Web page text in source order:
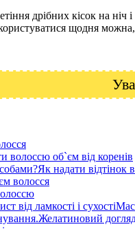
дрібних кісок на
щодня
волоссю об`єм від коренів
Як надати відтінок
волосся
Желатиновий